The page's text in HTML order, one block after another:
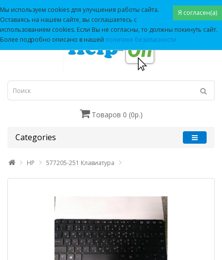
Товаров 0 (0р.)
Categories
HP 577205-251 Клавиатура
Я согласен(а)
Мы используем cookies для улучшения работы сайта.
Оставаясь на нашем сайте, вы соглашаетесь с
использованием cookies. Если Вы не согласны, то должны покинуть сайт.
Более подробно описано в нашей политике безопасности